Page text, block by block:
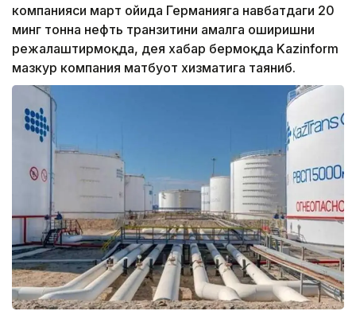
компанияси март ойида Германияга навбатдаги 20
минг тонна нефть транзитини амалга оширишни
режалаштирмоқда, дея хабар бермоқда Kazinform
мазкур компания матбуот хизматига таяниб.